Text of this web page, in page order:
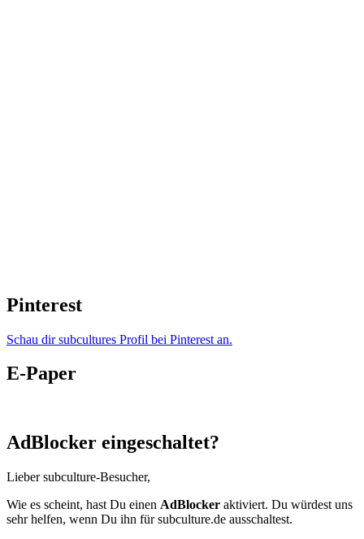
Pinterest
Schau dir subcultures Profil bei Pinterest an.
E-Paper
AdBlocker eingeschaltet?
Lieber subculture-Besucher,
Wie es scheint, hast Du einen AdBlocker aktiviert. Du würdest uns
sehr helfen, wenn Du ihn für subculture.de ausschaltest.